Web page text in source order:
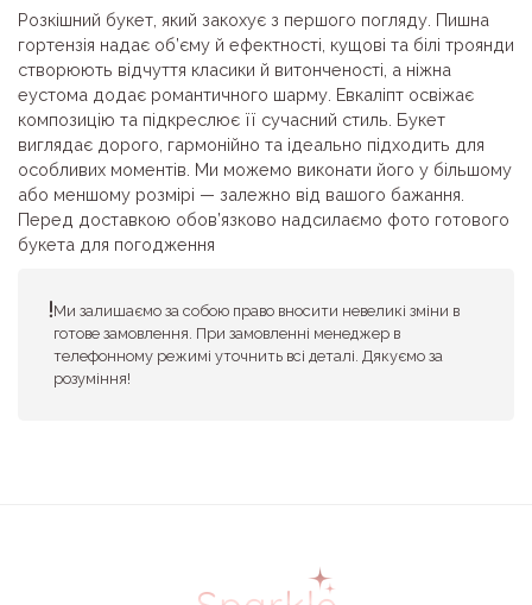
Розкішний букет, який закохує з першого погляду. Пишна
гортензія надає об’єму й ефектності, кущові та білі троянди
створюють відчуття класики й витонченості, а ніжна
еустома додає романтичного шарму. Евкаліпт освіжає
композицію та підкреслює її сучасний стиль. Букет
виглядає дорого, гармонійно та ідеально підходить для
особливих моментів. Ми можемо виконати його у більшому
або меншому розмірі — залежно від вашого бажання.
Перед доставкою обов’язково надсилаємо фото готового
букета для погодження
Ми залишаємо за собою право вносити невеликі зміни в
готове замовлення. При замовленні менеджер в
телефонному режимі уточнить всі деталі. Дякуємо за
розуміння!